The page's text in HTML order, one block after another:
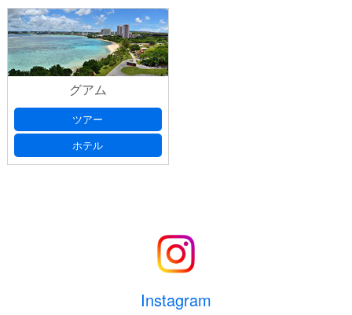
グアム
ツアー
ホテル
Instagram